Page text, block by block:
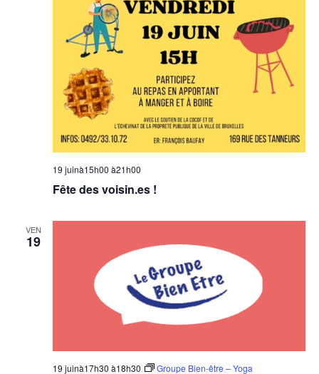
Fête des voisin.es !
19 juinà15h00 à21h00
VEN
19
19 juinà17h30 à18h30 Groupe Bien-être – Yoga